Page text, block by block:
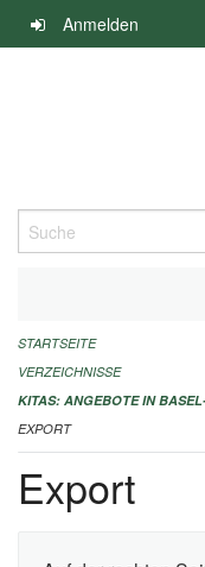
Navigation
überspringen
Anmelden
Suche
ALLGEMEINE
IMPRESSUM
STARTSEITE
VERZEICHNISSE
KITAS: ANGEBOTE IN
EXPORT
Export